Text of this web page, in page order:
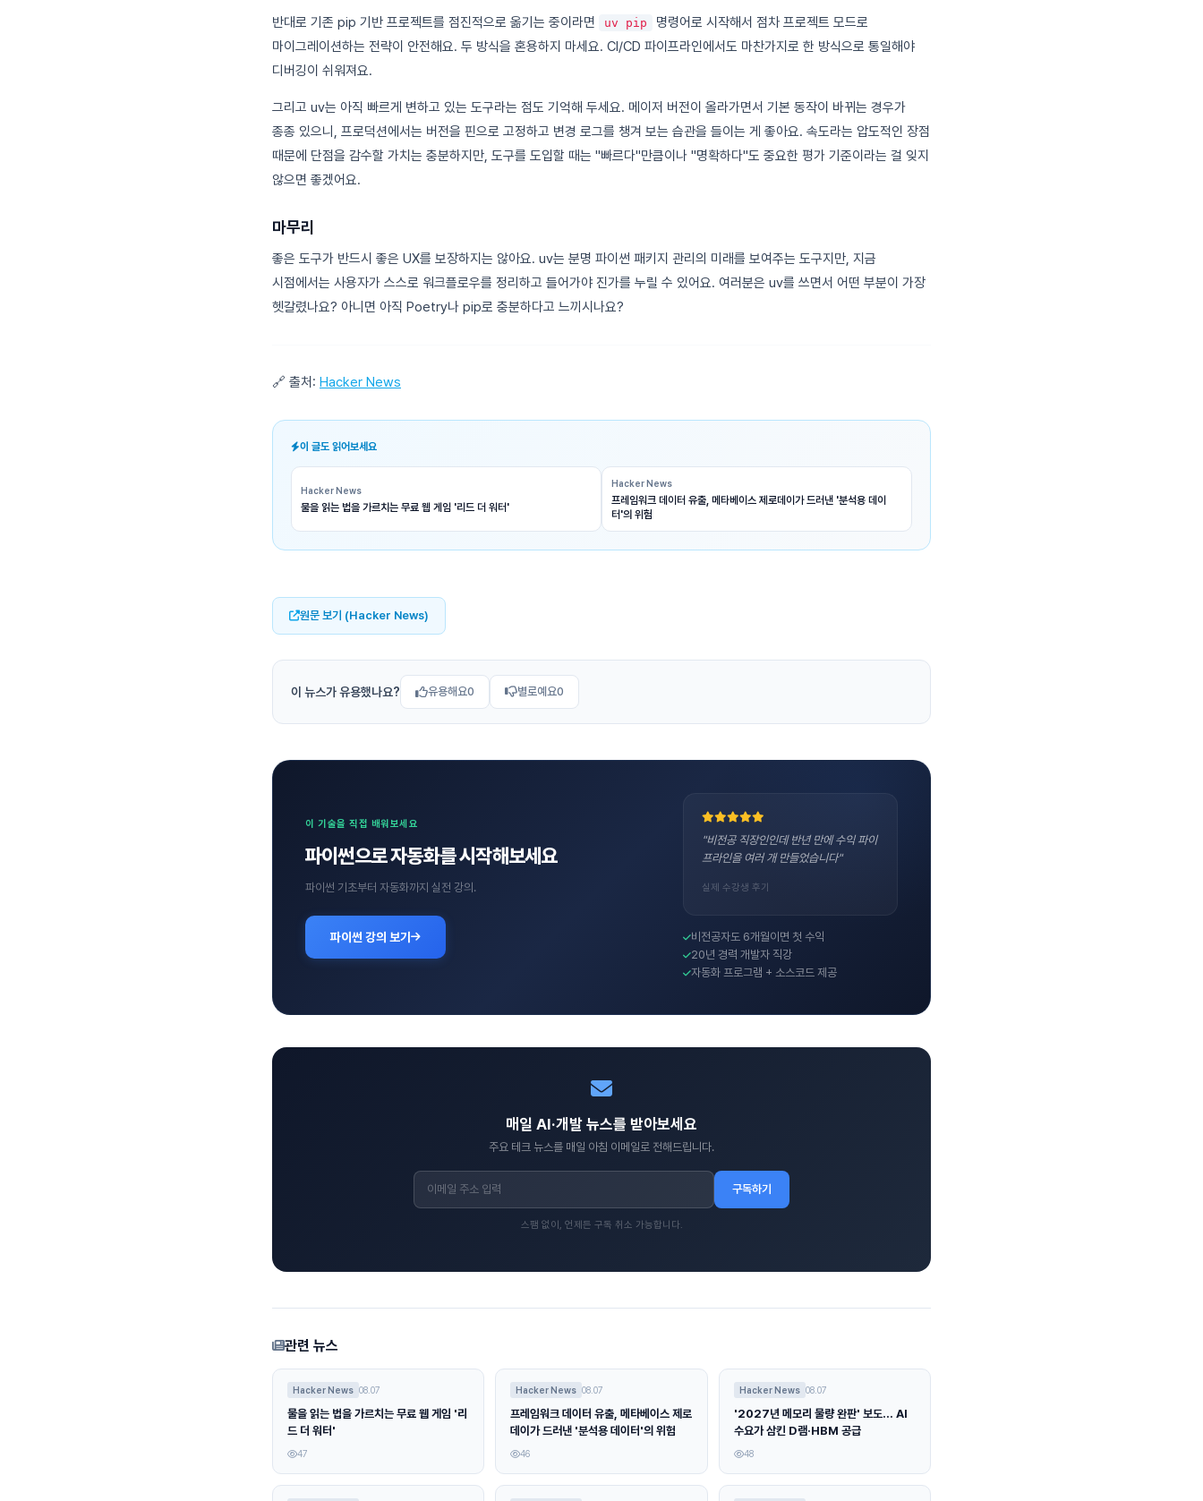
반대로 기존 pip 기반 프로젝트를 점진적으로 옮기는 중이라면 uv pip
명령어로 시작해서 점차 프로젝트 모드로
마이그레이션하는 전략이 안전해요. 두 방식을 혼용하지 마세요. CI/CD 파이프라인에서도 마찬가지로 한 방식으로 통일해야
디버깅이 쉬워져요.
그리고 uv는 아직 빠르게 변하고 있는 도구라는 점도 기억해 두세요. 메이저 버전이 올라가면서 기본 동작이 바뀌는 경우가
종종 있으니, 프로덕션에서는 버전을 핀으로 고정하고 변경 로그를 챙겨 보는 습관을 들이는 게 좋아요. 속도라는 압도적인 장점
때문에 단점을 감수할 가치는 충분하지만, 도구를 도입할 때는 "빠르다"만큼이나 "명확하다"도 중요한 평가 기준이라는 걸 잊지
않으면 좋겠어요.
마무리
좋은 도구가 반드시 좋은 UX를 보장하지는 않아요. uv는 분명 파이썬 패키지 관리의 미래를 보여주는 도구지만, 지금
시점에서는 사용자가 스스로 워크플로우를 정리하고 들어가야 진가를 누릴 수 있어요. 여러분은 uv를 쓰면서 어떤 부분이 가장
헷갈렸나요? 아니면 아직 Poetry나 pip로 충분하다고 느끼시나요?
🔗 출처: Hacker News
이 글도 읽어보세요
Hacker News
물을 읽는 법을 가르치는 무료 웹 게임 '리드 더 워터'
Hacker News
프레임워크 데이터 유출, 메타베이스 제로데이가 드러낸 '분석용 데이
터'의 위험
원문 보기 (Hacker News)
이 뉴스가 유용했나요? 유용해요0 별로예요0
이 기술을 직접 배워보세요
파이썬으로 자동화를 시작해보세요
파이썬 기초부터 자동화까지 실전 강의.
파이썬 강의 보기
"비전공 직장인인데 반년 만에 수익 파이
프라인을 여러 개 만들었습니다"
실제 수강생 후기
비전공자도 6개월이면 첫 수익
20년 경력 개발자 직강
자동화 프로그램 + 소스코드 제공
매일 AI·개발 뉴스를 받아보세요
주요 테크 뉴스를 매일 아침 이메일로 전해드립니다.
구독하기
스팸 없이, 언제든 구독 취소 가능합니다.
관련 뉴스
Hacker News 08.07
물을 읽는 법을 가르치는 무료 웹 게임 '리
드 더 워터'
47
Hacker News 08.07
프레임워크 데이터 유출, 메타베이스 제로
데이가 드러낸 '분석용 데이터'의 위험
46
Hacker News 08.07
'2027년 메모리 물량 완판' 보도… AI
수요가 삼킨 D램·HBM 공급
48